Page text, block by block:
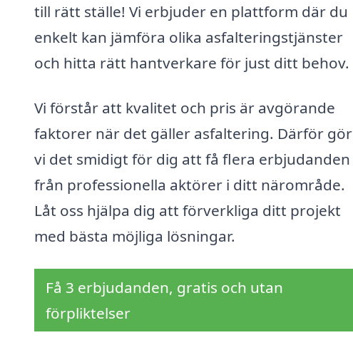
till rätt ställe! Vi erbjuder en plattform där du
enkelt kan jämföra olika asfalteringstjänster
och hitta rätt hantverkare för just ditt behov.
Vi förstår att kvalitet och pris är avgörande
faktorer när det gäller asfaltering. Därför gör
vi det smidigt för dig att få flera erbjudanden
från professionella aktörer i ditt närområde.
Låt oss hjälpa dig att förverkliga ditt projekt
med bästa möjliga lösningar.
Få 3 erbjudanden, gratis och utan
förpliktelser